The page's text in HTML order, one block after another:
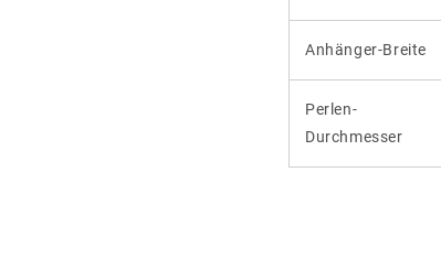
Anhänger-Breite
Perlen-
Durchmesser